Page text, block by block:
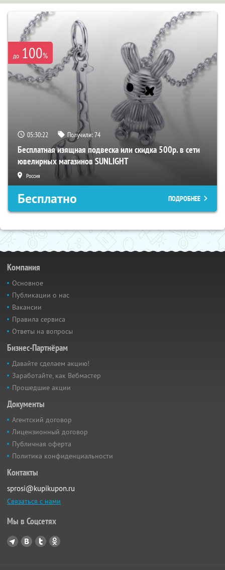
до 100%
05:30:21 Получили:74
Бесплатная изящная подвеска или скидка 500р. в сети
ювелирных магазинов SUNLIGHT
Россия
Бесплатно ПОДРОБНЕЕ
Компания
Основное
Публикации о нас
Вакансии
Правила сервиса
Ответы на вопросы
Бизнес-Партнёрам
Давайте сделаем акцию!
Заработайте, как Вебмастер
Прошедшие акции
Документы
Агентский договор
Лицензионный договор
Публичная оферта
Политика конфиденциальности
Контакты
sprosi@kupikupon.ru
Связаться с нами
Мы в Соцсетях